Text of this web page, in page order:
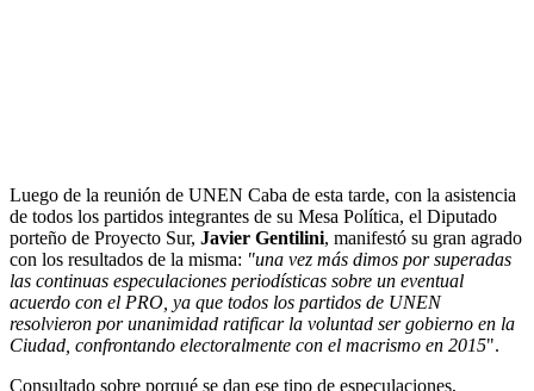
Luego de la reunión de UNEN Caba de esta tarde, con la asistencia
de todos los partidos integrantes de su Mesa Política, el Diputado
porteño de Proyecto Sur, Javier Gentilini, manifestó su gran agrado
con los resultados de la misma: "una vez más dimos por superadas
las continuas especulaciones periodísticas sobre un eventual
acuerdo con el PRO, ya que todos los partidos de UNEN
resolvieron por unanimidad ratificar la voluntad ser gobierno en la
Ciudad, confrontando electoralmente con el macrismo en 2015".
Consultado sobre porqué se dan ese tipo de especulaciones,